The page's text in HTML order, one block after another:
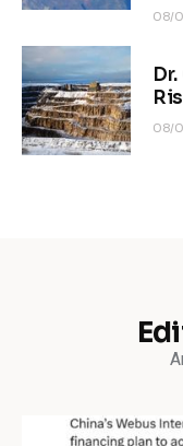
08/
08/